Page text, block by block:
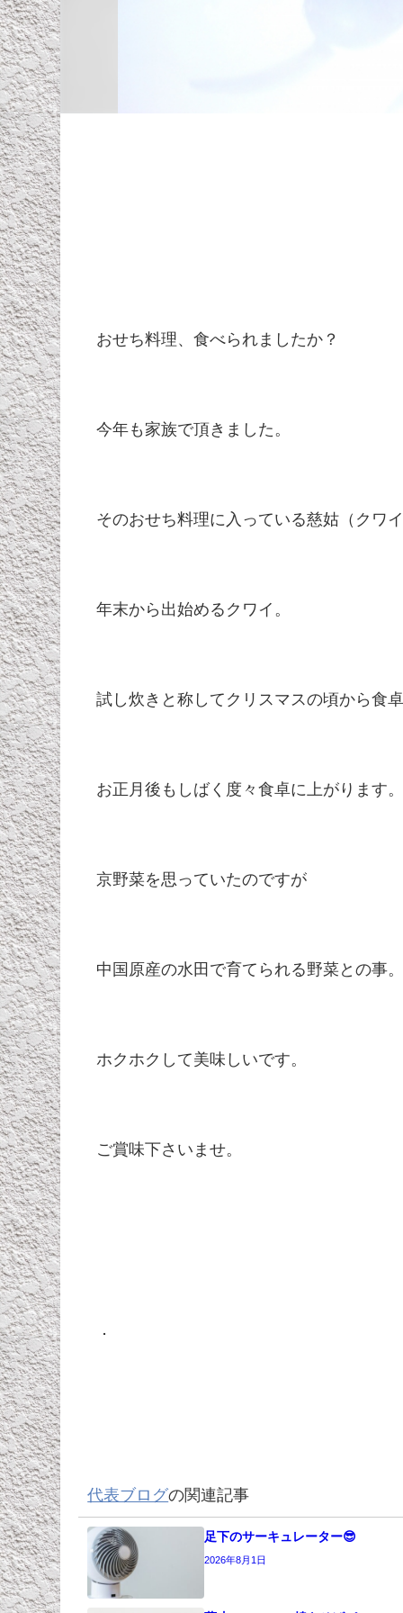
おせち料理、食べられましたか？
今年も家族で頂きました。
そのおせち料理に入っている慈姑（クワ
年末から出始めるクワイ。
試し炊きと称してクリスマスの頃から食
お正月後もしばく度々食卓に上がります
京野菜を思っていたのですが
中国原産の水田で育てられる野菜との事
ホクホクして美味しいです。
ご賞味下さいませ。
．
代表ブログの関連記事
足下のサーキュレーター😎
2026年8月1日